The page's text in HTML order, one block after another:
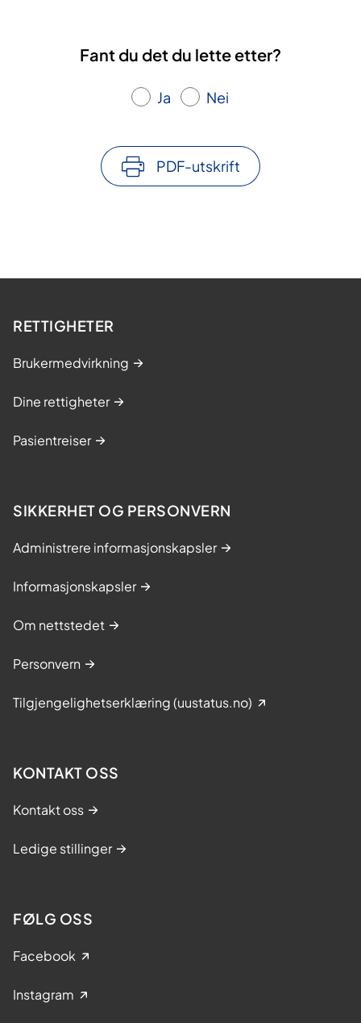
Fant du det du lette etter?
Ja Nei
PDF-utskrift
RETTIGHETER
Brukermedvirkning
Dine rettigheter
Pasientreiser
SIKKERHET OG PERSONVERN
Administrere informasjonskapsler
Informasjonskapsler
Om nettstedet
Personvern
Tilgjengelighetserklæring (uustatus.no)
KONTAKT OSS
Kontakt oss
Ledige stillinger
FØLG OSS
Facebook
Instagram